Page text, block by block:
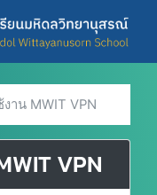
าน MWIT VPN
VPN